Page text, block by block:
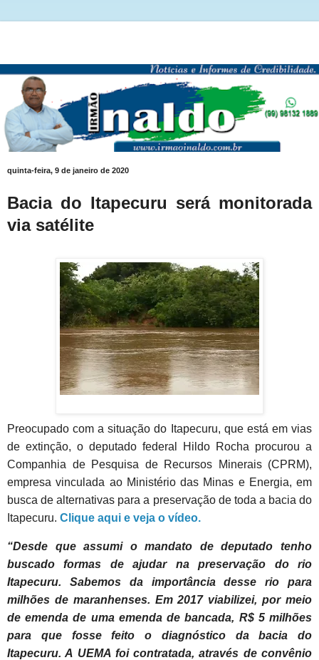
quinta-feira, 9 de janeiro de 2020
Bacia do Itapecuru será monitorada
via satélite
Preocupado com a situação do Itapecuru, que está em vias
de extinção, o deputado federal Hildo Rocha procurou a
Companhia de Pesquisa de Recursos Minerais (CPRM),
empresa vinculada ao Ministério das Minas e Energia, em
busca de alternativas para a preservação de toda a bacia do
Itapecuru. Clique aqui e veja o vídeo.
“Desde que assumi o mandato de deputado tenho
buscado formas de ajudar na preservação do rio
Itapecuru. Sabemos da importância desse rio para
milhões de maranhenses. Em 2017 viabilizei, por meio
de emenda de uma emenda de bancada, R$ 5 milhões
para que fosse feito o diagnóstico da bacia do
Itapecuru. A UEMA foi contratada, através de convênio